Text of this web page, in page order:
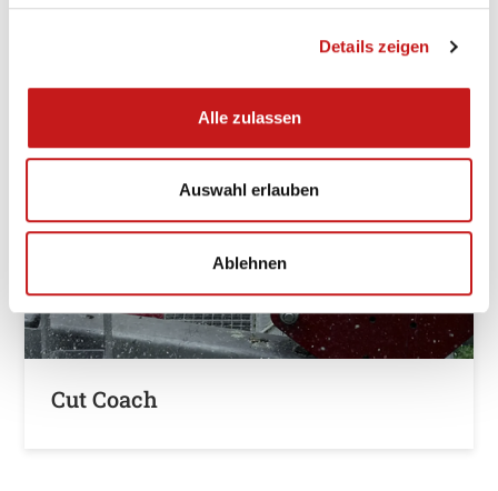
Details zeigen
Alle zulassen
Auswahl erlauben
Ablehnen
Cut Coach